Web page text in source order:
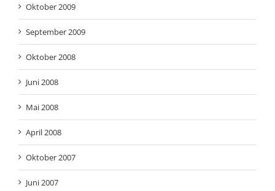
Oktober 2009
September 2009
Oktober 2008
Juni 2008
Mai 2008
April 2008
Oktober 2007
Juni 2007